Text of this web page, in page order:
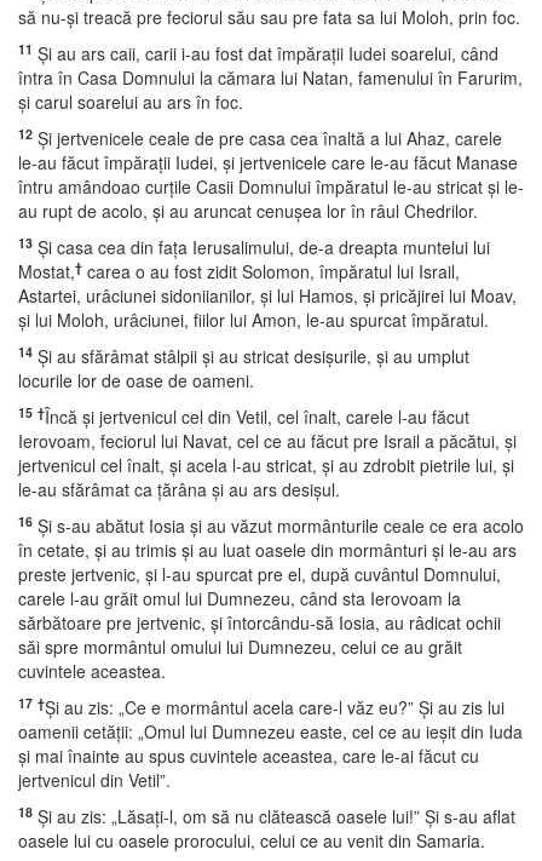
să nu-şi treacă pre feciorul său sau pre fata sa lui Moloh, prin foc.
11 Şi au ars caii, carii i-au fost dat împăraţii Iudei soarelui, când
întra în Casa Domnului la cămara lui Natan, famenului în Farurim,
şi carul soarelui au ars în foc.
12 Şi jertvenicele ceale de pre casa cea înaltă a lui Ahaz, carele
le-au făcut împăraţii Iudei, şi jertvenicele care le-au făcut Manase
întru amândoao curţile Casii Domnului împăratul le-au stricat şi le-
au rupt de acolo, şi au aruncat cenuşea lor în râul Chedrilor.
13 Şi casa cea din faţa Ierusalimului, de-a dreapta muntelui lui
Mostat,† carea o au fost zidit Solomon, împăratul lui Israil,
Astartei, urâciunei sidoniianilor, şi lui Hamos, şi pricăjirei lui Moav,
şi lui Moloh, urâciunei, fiilor lui Amon, le-au spurcat împăratul.
14 Şi au sfărâmat stâlpii şi au stricat desişurile, şi au umplut
locurile lor de oase de oameni.
15 †Încă şi jertvenicul cel din Vetil, cel înalt, carele l-au făcut
Ierovoam, feciorul lui Navat, cel ce au făcut pre Israil a păcătui, şi
jertvenicul cel înalt, şi acela l-au stricat, şi au zdrobit pietrile lui, şi
le-au sfărâmat ca ţărâna şi au ars desişul.
16 Şi s-au abătut Iosia şi au văzut mormânturile ceale ce era acolo
în cetate, şi au trimis şi au luat oasele din mormânturi şi le-au ars
preste jertvenic, şi l-au spurcat pre el, după cuvântul Domnului,
carele l-au grăit omul lui Dumnezeu, când sta Ierovoam la
sărbătoare pre jertvenic, şi întorcându-să Iosia, au râdicat ochii
săi spre mormântul omului lui Dumnezeu, celui ce au grăit
cuvintele aceastea.
17 †Şi au zis: „Ce e mormântul acela care-l văz eu?” Şi au zis lui
oamenii cetăţii: „Omul lui Dumnezeu easte, cel ce au ieşit din Iuda
şi mai înainte au spus cuvintele aceastea, care le-ai făcut cu
jertvenicul din Vetil”.
18 Şi au zis: „Lăsaţi-l, om să nu clătească oasele lui!” Şi s-au aflat
oasele lui cu oasele prorocului, celui ce au venit din Samaria.